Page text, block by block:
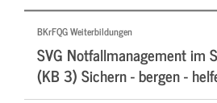
BKrFQG Weiterbildungen
SVG Notfallmanagement im
(KB 3) Sichern - bergen -